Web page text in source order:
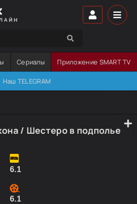
Сериалы Приложение SMART TV
Наш TELEGRAM
/ Шестеро в подполье
6.1
6.1